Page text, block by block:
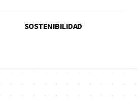
SOSTENIBILIDAD